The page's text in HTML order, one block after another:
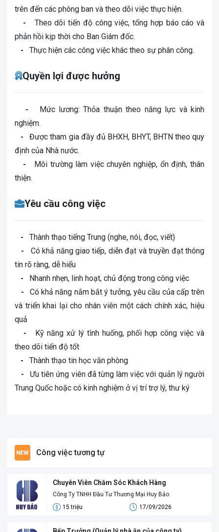
trên đến các phòng ban và theo dõi việc thực hiện.
- Theo dõi tiến độ công việc, tổng hợp báo cáo và
phản hồi kịp thời cho Ban Giám đốc.
- Thực hiện các công việc khác theo sự phân công.
Quyền lợi được hưởng
- Mức lương: Thỏa thuận theo năng lực và kinh
nghiệm.
-Được tham gia đầy đủ BHXH, BHYT, BHTN theo quy
định của Nhà nước.
- Môi trường làm việc chuyên nghiệp, ổn định, thân
thiện.
Yêu cầu công việc
- Thành thạo tiếng Trung (nghe, nói, đọc, viết)
- Có khả năng giao tiếp, diễn đạt và truyền đạt thông
tin rõ ràng, dễ hiểu
- Nhanh nhẹn, linh hoạt, chủ động trong công việc
-Có khả năng nắm bắt ý tưởng, yêu cầu của cấp trên
và triển khai lại cho nhân viên một cách chính xác, hiệu
quả
- Kỹ năng xử lý tình huống, phối hợp công việc và
theo dõi tiến độ tốt
- Thành thạo tin học văn phòng
- Ưu tiên ứng viên đã từng làm việc với quản lý người
Trung Quốc hoặc có kinh nghiệm ở vị trí trợ lý, thư ký
Công việc tương tự
Chuyên Viên Chăm Sóc Khách Hàng
Công Ty TNHH Đầu Tư Thương Mại Huy Bảo
15 triệu
17/09/2026